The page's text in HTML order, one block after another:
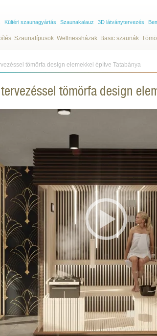
Kültéri szaunagyártás Szaunakalauz 3D látványtervezés
Szaunatípusok Wellnessházak Basic szaunák
tömörfa design elemekkel építve Tatabánya
tömörfa design